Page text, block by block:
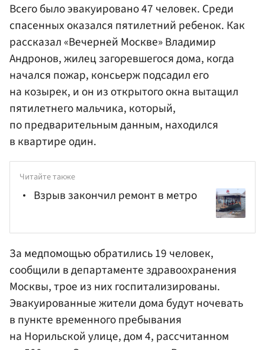
Всего было эвакуировано 47 человек. Среди
спасенных оказался пятилетний ребенок. Как
рассказал «Вечерней Москве» Владимир
Андронов, жилец загоревшегося дома, когда
начался пожар, консьерж подсадил его
на козырек, и он из открытого окна вытащил
пятилетнего мальчика, который,
по предварительным данным, находился
в квартире один.
Читайте также
Взрыв закончил ремонт в метро
За медпомощью обратились 19 человек,
сообщили в департаменте здравоохранения
Москвы, трое из них госпитализированы.
Эвакуированные жители дома будут ночевать
в пункте временного пребывания
на Норильской улице, дом 4, рассчитанном